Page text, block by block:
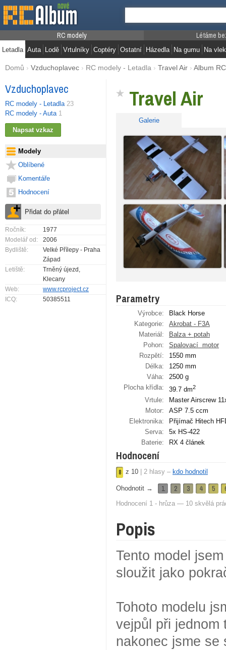
RC modely
Letadla Auta Lodě Vrtulníky Coptéry Ostatní
Létáme
Házedla Na gumu Na vlek
Domů › Vzduchoplavec › RC modely - Letadla › Travel Air › Album
Vzduchoplavec
RC modely - Letadla 23
RC modely - Auta 1
Modely
Oblíbené
Komentáře
Hodnocení
Ročník:
1977
Modelář od:
2006
Bydliště:
Velké Přílepy - Praha
Západ
Letiště:
Trněný újezd,
Klecany
Web:
www.rcproject.cz
ICQ:
50385511
Travel Air
Galerie
Parametry
Výrobce:
Black Horse
Kategorie:
Akrobat - F3A
Materiál:
Balza + potah
Pohon:
Spalovací ­ motor
Rozpětí:
1550 mm
Délka:
1250 mm
Váha:
2500 g
Plocha křídla:
39.7 dm2
Vrtule:
Master Airscrew
Motor:
ASP 7.5 ccm
Elektronika:
Přijímač Hitech
Serva:
5x HS-422
Baterie:
RX 4 článek
Hodnocení
8 z 10 2 hlasy – kdo hodnotil
Ohodnotit → 1 2 3 4 5
Hodnocení 1 - hrůza — 10 skvělá
Popis
Tento model
sloužit jako
Tohoto modelu
vejpůl při
nakonec jsme se